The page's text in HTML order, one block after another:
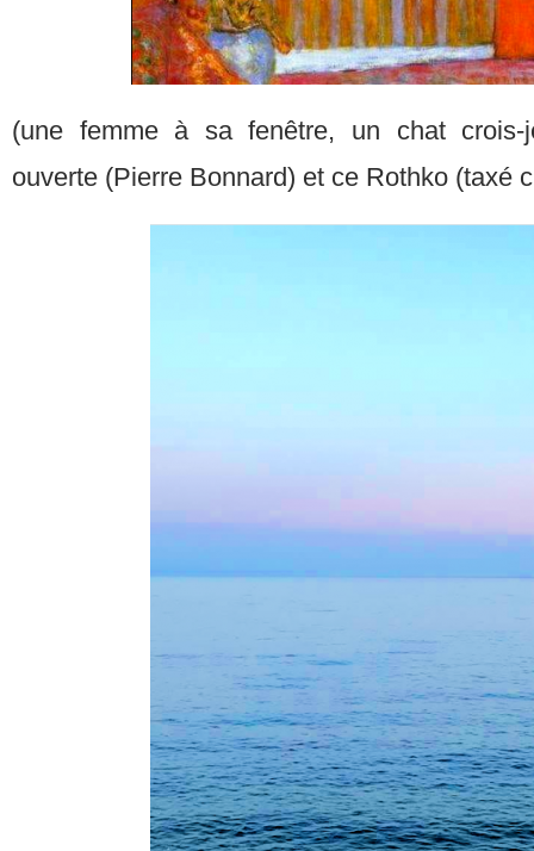
(une femme à sa fenêtre, un chat crois-
ouverte (Pierre Bonnard) et ce Rothko (taxé